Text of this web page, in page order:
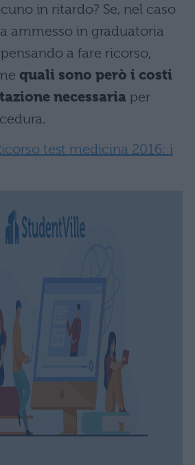
in ritardo? Se, nel caso
ammesso in graduatoria
a fare ricorso,
quali sono però i costi
necessaria per
test medicina 2016: i